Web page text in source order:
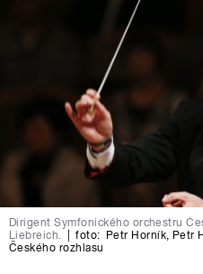
Dirigent Symfonického orchestru
Liebreich.
foto: Petr Horník, Petr
Českého rozhlasu